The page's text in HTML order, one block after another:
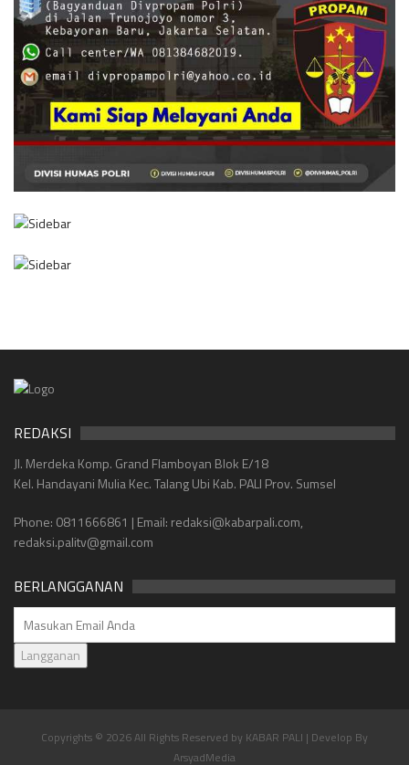
REDAKSI
Jl. Merdeka Komp. Grand Flamboyan Blok E/18
Kel. Handayani Mulia Kec. Talang Ubi Kab. PALI Prov. Sumsel
Phone: 0811666861 | Email: redaksi@kabarpali.com,
redaksi.palitv@gmail.com
BERLANGGANAN
Langganan
Copyrights © 2026 All Rights Reserved by KABAR PALI | Develop By
ArsyadMedia